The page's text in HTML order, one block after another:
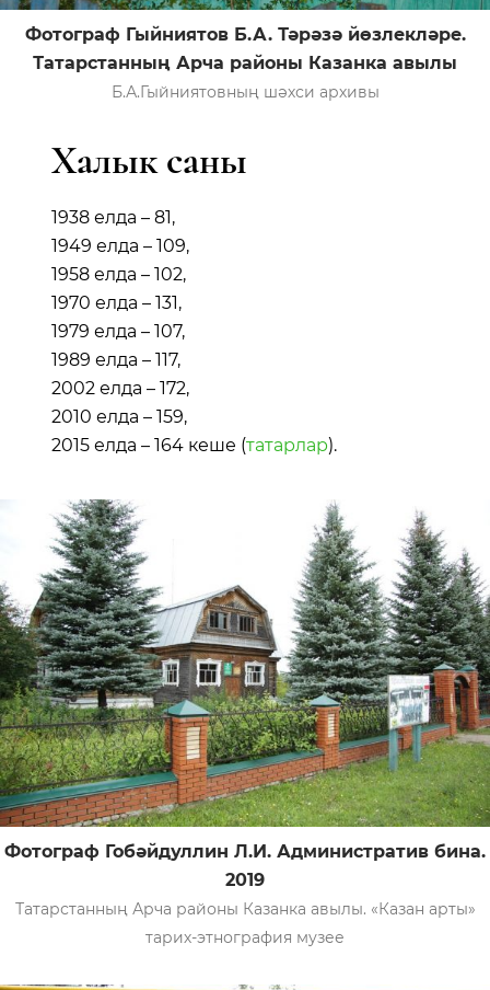
Фотограф Гыйниятов Б.А. Тәрәзә йөзлекләре.
Татарстанның Арча районы Казанка авылы
Б.А.Гыйниятовның шәхси архивы
Халык саны
1938 елда – 81,
1949 елда – 109,
1958 елда – 102,
1970 елда – 131,
1979 елда – 107,
1989 елда – 117,
2002 елда – 172,
2010 елда – 159,
2015 елда – 164 кеше (татарлар).
Фотограф Гобәйдуллин Л.И. Административ бина.
2019
Татарстанның Арча районы Казанка авылы. «Казан арты»
тарих-этнография музее